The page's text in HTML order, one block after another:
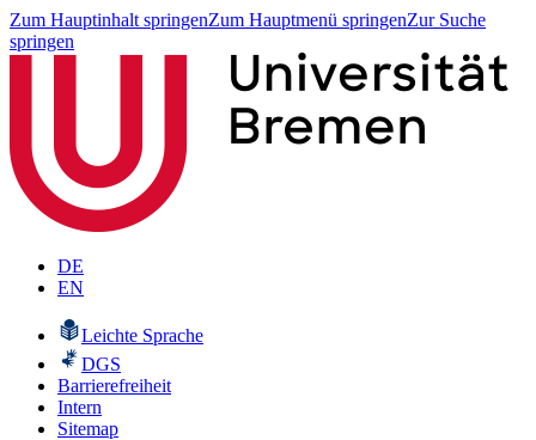
Zum Hauptinhalt springenZum Hauptmenü springenZur Suche
springen
DE
EN
Leichte Sprache
DGS
Barrierefreiheit
Intern
Sitemap